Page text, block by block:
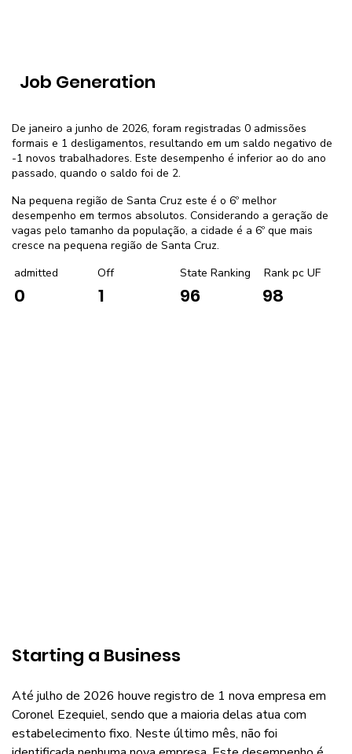
Job Generation
De janeiro a junho de 2026, foram registradas 0 admissões
formais e 1 desligamentos, resultando em um saldo negativo de
-1 novos trabalhadores. Este desempenho é inferior ao do ano
passado, quando o saldo foi de 2.
Na pequena região de Santa Cruz este é o 6º melhor
desempenho em termos absolutos. Considerando a geração de
vagas pelo tamanho da população, a cidade é a 6º que mais
cresce na pequena região de Santa Cruz.
admitted
0
Off
1
State Ranking
96
Rank pc UF
98
Starting a Business
Até julho de 2026 houve registro de 1 nova empresa em
Coronel Ezequiel, sendo que a maioria delas atua com
estabelecimento fixo. Neste último mês, não foi